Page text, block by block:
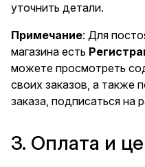
уточнить детали.
Примечание: Для
магазина есть
можете просмотреть
своих заказов, а также
заказа, подписаться на
3. Оплата и